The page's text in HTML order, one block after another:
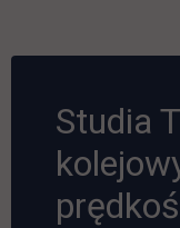
Studia